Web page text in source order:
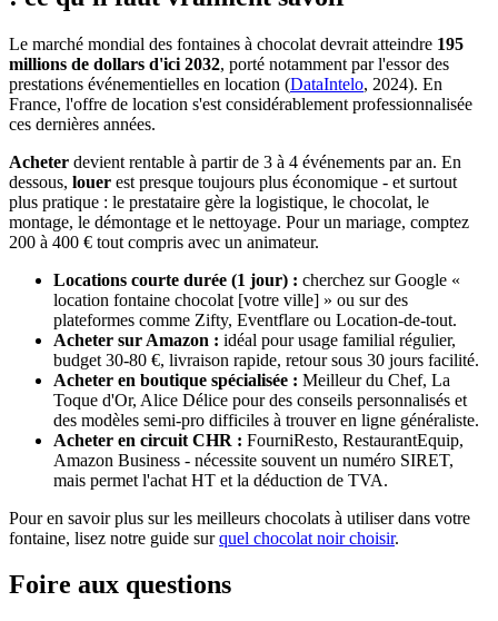
Le marché mondial des fontaines à chocolat devrait atteindre 195
millions de dollars d'ici 2032, porté notamment par l'essor des
prestations événementielles en location (DataIntelo, 2024). En
France, l'offre de location s'est considérablement professionnalisée
ces dernières années.
Acheter devient rentable à partir de 3 à 4 événements par an. En
dessous, louer est presque toujours plus économique - et surtout
plus pratique : le prestataire gère la logistique, le chocolat, le
montage, le démontage et le nettoyage. Pour un mariage, comptez
200 à 400 € tout compris avec un animateur.
Locations courte durée (1 jour) : cherchez sur Google «
location fontaine chocolat [votre ville] » ou sur des
plateformes comme Zifty, Eventflare ou Location-de-tout.
Acheter sur Amazon : idéal pour usage familial régulier,
budget 30-80 €, livraison rapide, retour sous 30 jours facilité.
Acheter en boutique spécialisée : Meilleur du Chef, La
Toque d'Or, Alice Délice pour des conseils personnalisés et
des modèles semi-pro difficiles à trouver en ligne généraliste.
Acheter en circuit CHR : FourniResto, RestaurantEquip,
Amazon Business - nécessite souvent un numéro SIRET,
mais permet l'achat HT et la déduction de TVA.
Pour en savoir plus sur les meilleurs chocolats à utiliser dans votre
fontaine, lisez notre guide surquel chocolat noir choisir.
Foire aux questions